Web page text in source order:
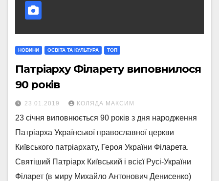
НОВИНИ ОСВІТА ТА КУЛЬТУРА ТОП
Патріарху Філарету виповнилося
90 років
23.01.2019 КОЛЯДА МАКСИМ
23 січня виповнюється 90 років з дня народження
Патріарха Української православної церкви
Київського патріархату, Героя України Філарета.
Святіший Патріарх Київський і всієї Русі-України
Філарет (в миру Михайло Антонович Денисенко)